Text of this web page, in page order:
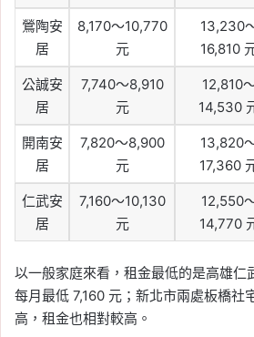
鶯陶安
居
8,170～10,770
元
13,230
16,810
公誠安
居
7,740～8,910
元
12,810
14,530
開南安
居
7,820～8,900
元
13,820
17,360
仁武安
居
7,160～10,130
元
12,550
14,770
以一般家庭來看，租金最低的是高雄仁
每月最低 7,160 元；新北市兩處板橋社
高，租金也相對較高。